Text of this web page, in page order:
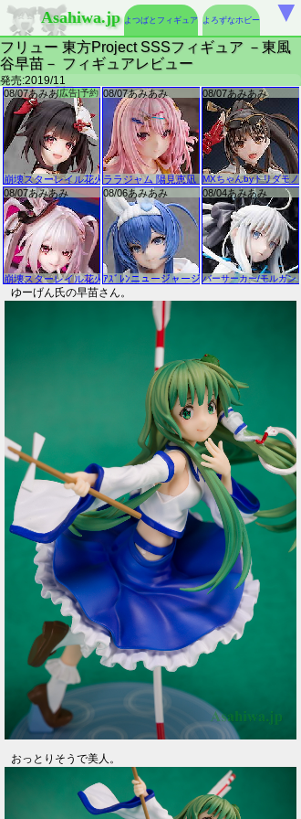
Asahiwa.jp よつばとフィギュア よろずなホビー
フリュー 東方Project SSSフィギュア －東風
谷早苗－ フィギュアレビュー
発売:2019/11
ゆーげん氏の早苗さん。
おっとりそうで美人。
▼